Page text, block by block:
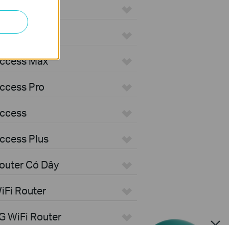
Max
Pro
Plus
Có Dây
Router
WiFi Router